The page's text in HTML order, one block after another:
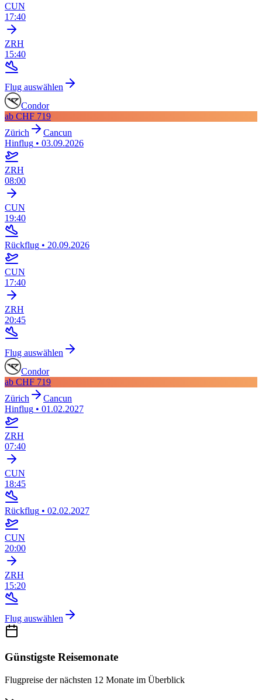
CUN
17:40
ZRH
15:40
Flug auswählen
Condor
ab CHF 719
Zürich
Cancun
Hinflug • 03.09.2026
ZRH
08:00
CUN
19:40
Rückflug • 20.09.2026
CUN
17:40
ZRH
20:45
Flug auswählen
Condor
ab CHF 719
Zürich
Cancun
Hinflug • 01.02.2027
ZRH
07:40
CUN
18:45
Rückflug • 02.02.2027
CUN
20:00
ZRH
15:20
Flug auswählen
Günstigste Reisemonate
Flugpreise der nächsten 12 Monate im Überblick